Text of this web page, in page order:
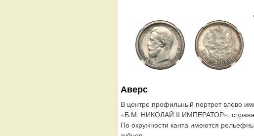
Аверс
В центре профильный портрет влево
«Б.М. НИКОЛАЙ II ИМПЕРАТОР»,
По окружности канта имеются